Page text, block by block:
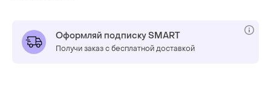
Оформляй подписку SMART
Получи заказ с бесплатной доставкой